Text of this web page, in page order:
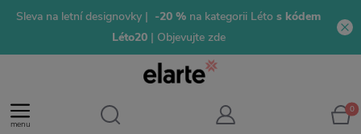
Sleva na letní designovky | -20 % na kategorii Léto s kódem
Léto20 | Objevujte zde
menu
0